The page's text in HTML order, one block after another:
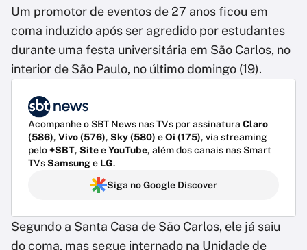
Um promotor de eventos de 27 anos ficou em
coma induzido após ser agredido por estudantes
durante uma festa universitária em São Carlos, no
interior de São Paulo, no último domingo (19).
Acompanhe o SBT News nas TVs por assinatura Claro
(586), Vivo (576), Sky (580) eOi (175), via streaming
pelo+SBT, SiteeYouTube, além dos canais nas Smart
TVsSamsunge LG.
Siga no Google Discover
Segundo a Santa Casa de São Carlos, ele já saiu
do coma, mas segue internado na Unidade de